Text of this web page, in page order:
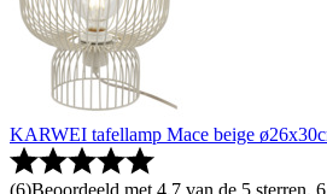
KARWEI tafellamp Mace beige
(6)Beoordeeld met 4.7 van de 5 sterren,